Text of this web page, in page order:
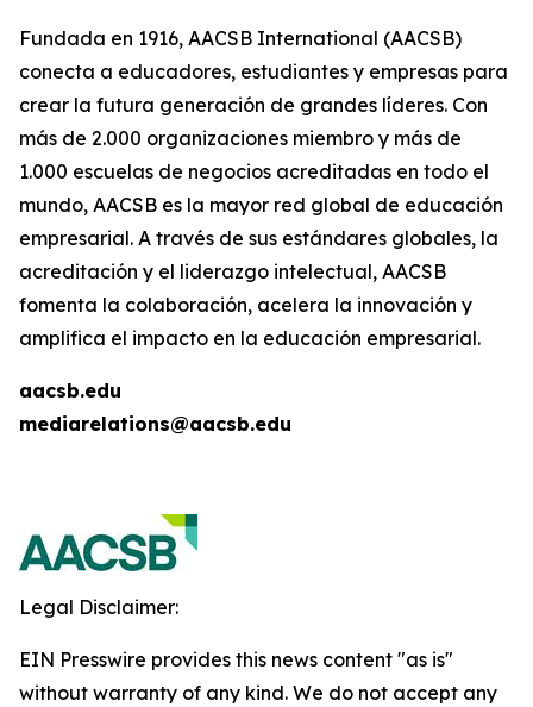
Fundada en 1916, AACSB International (AACSB)
conecta a educadores, estudiantes y empresas para
crear la futura generación de grandes líderes. Con
más de 2.000 organizaciones miembro y más de
1.000 escuelas de negocios acreditadas en todo el
mundo, AACSB es la mayor red global de educación
empresarial. A través de sus estándares globales, la
acreditación y el liderazgo intelectual, AACSB
fomenta la colaboración, acelera la innovación y
amplifica el impacto en la educación empresarial.
aacsb.edu
mediarelations@aacsb.edu
Legal Disclaimer:
EIN Presswire provides this news content "as is"
without warranty of any kind. We do not accept any